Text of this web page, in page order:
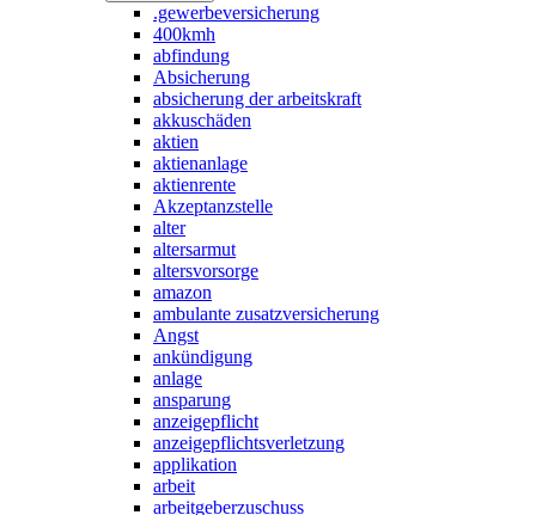
.gewerbeversicherung
400kmh
abfindung
Absicherung
absicherung der arbeitskraft
akkuschäden
aktien
aktienanlage
aktienrente
Akzeptanzstelle
alter
altersarmut
altersvorsorge
amazon
ambulante zusatzversicherung
Angst
ankündigung
anlage
ansparung
anzeigepflicht
anzeigepflichtsverletzung
applikation
arbeit
arbeitgeberzuschuss